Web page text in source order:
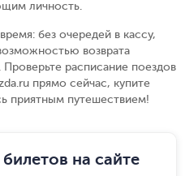
личность.
без очередей в кассу,
возврата
расписание поездов
прямо сейчас, купите
приятным путешествием!
на сайте